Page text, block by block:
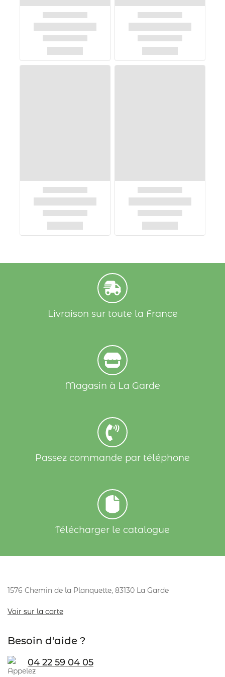
Livraison sur toute la France
Magasin à La Garde
Passez commande par téléphone
Télécharger le catalogue
1576 Chemin de la Planquette, 83130 La Garde
Voir sur la carte
Besoin d'aide ?
04 22 59 04 05